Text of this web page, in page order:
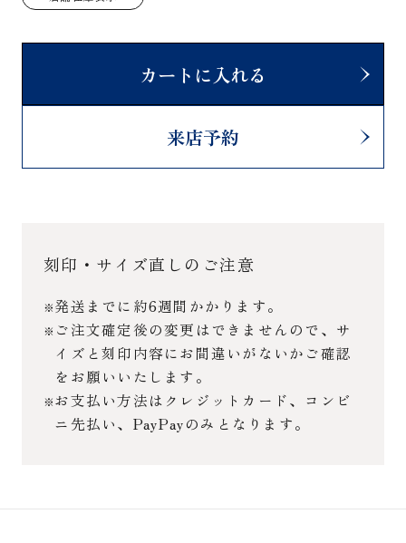
カートに入れる
来店予約
刻印・サイズ直しのご注意
発送までに約6週間かかります。
ご注文確定後の変更はできませんので、サ
イズと刻印内容にお間違いがないかご確認
をお願いいたします。
お支払い方法はクレジットカード、コンビ
ニ先払い、PayPayのみとなります。